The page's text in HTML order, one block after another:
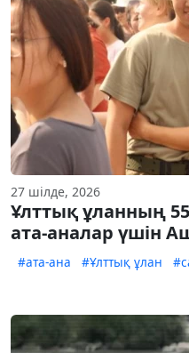
27 шілде, 2026
Ұлттық ұланның
ата-аналар үшін
#ата-ана #Ұлттық ұлан